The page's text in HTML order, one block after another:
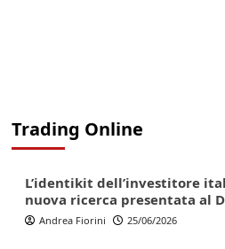
Trading Online
L’identikit dell’investitore
nuova ricerca presentata al
Andrea Fiorini 25/06/2026